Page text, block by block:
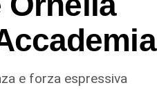
e forza espressiva